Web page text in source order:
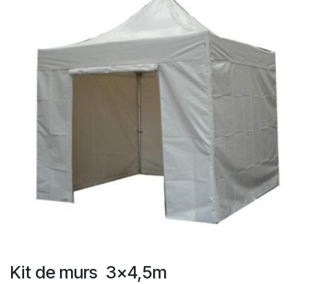
Kit de murs 3x4,5m